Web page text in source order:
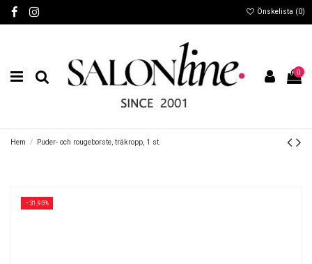
Önskelista (0)
0
Hem Puder- och rougeborste, träkropp, 1 st.
−31,95%